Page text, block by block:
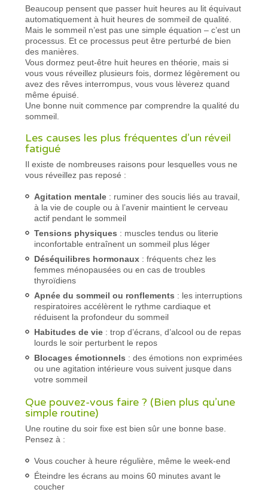
Beaucoup pensent que passer huit heures au lit équivaut
automatiquement à huit heures de sommeil de qualité.
Mais le sommeil n’est pas une simple équation – c’est un
processus. Et ce processus peut être perturbé de bien
des manières.
Vous dormez peut-être huit heures en théorie, mais si
vous vous réveillez plusieurs fois, dormez légèrement ou
avez des rêves interrompus, vous vous lèverez quand
même épuisé.
Une bonne nuit commence par comprendre la qualité du
sommeil.
Les causes les plus fréquentes d’un réveil
fatigué
Il existe de nombreuses raisons pour lesquelles vous ne
vous réveillez pas reposé :
Agitation mentale : ruminer des soucis liés au travail,
à la vie de couple ou à l’avenir maintient le cerveau
actif pendant le sommeil
Tensions physiques : muscles tendus ou literie
inconfortable entraînent un sommeil plus léger
Déséquilibres hormonaux : fréquents chez les
femmes ménopausées ou en cas de troubles
thyroïdiens
Apnée du sommeil ou ronflements : les interruptions
respiratoires accélèrent le rythme cardiaque et
réduisent la profondeur du sommeil
Habitudes de vie : trop d’écrans, d’alcool ou de repas
lourds le soir perturbent le repos
Blocages émotionnels : des émotions non exprimées
ou une agitation intérieure vous suivent jusque dans
votre sommeil
Que pouvez-vous faire ? (Bien plus qu’une
simple routine)
Une routine du soir fixe est bien sûr une bonne base.
Pensez à :
Vous coucher à heure régulière, même le week-end
Éteindre les écrans au moins 60 minutes avant le
coucher